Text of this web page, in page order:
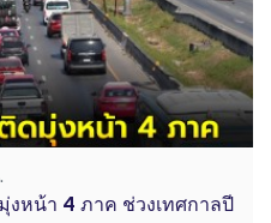
งหน้า 4 ภาค ช่วงเทศกาลปี